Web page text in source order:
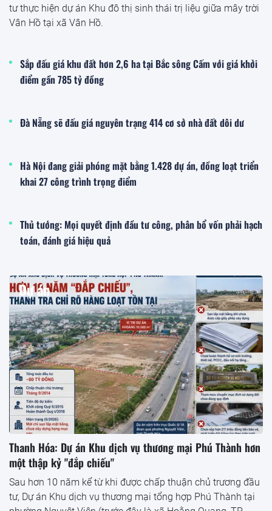
tư thực hiện dự án Khu đô thị sinh thái trị liệu giữa mây trời
Vân Hồ tại xã Vân Hồ.
Sắp đấu giá khu đất hơn 2,6 ha tại Bắc sông Cấm với giá khởi
điểm gần 785 tỷ đồng
Đà Nẵng sẽ đấu giá nguyên trạng 414 cơ sở nhà đất dôi dư
Hà Nội đang giải phóng mặt bằng 1.428 dự án, đồng loạt triển
khai 27 công trình trọng điểm
Thủ tướng: Mọi quyết định đầu tư công, phân bổ vốn phải hạch
toán, đánh giá hiệu quả
Dự án
Thanh Hóa: Dự án Khu dịch vụ thương mại Phú Thành hơn
một thập kỷ "đắp chiếu"
Sau hơn 10 năm kể từ khi được chấp thuận chủ trương đầu
tư, Dự án Khu dịch vụ thương mại tổng hợp Phú Thành tại